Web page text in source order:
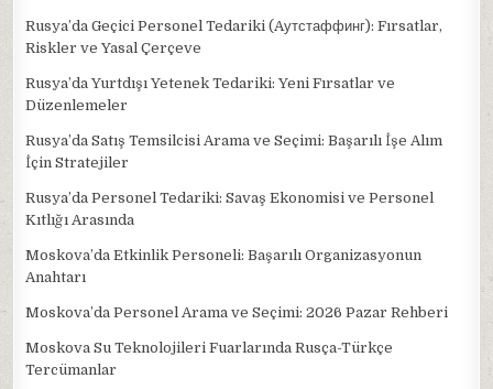
Rusya’da Geçici Personel Tedariki (Aутстаффинг): Fırsatlar,
Riskler ve Yasal Çerçeve
Rusya’da Yurtdışı Yetenek Tedariki: Yeni Fırsatlar ve
Düzenlemeler
Rusya’da Satış Temsilcisi Arama ve Seçimi: Başarılı İşe Alım
İçin Stratejiler
Rusya’da Personel Tedariki: Savaş Ekonomisi ve Personel
Kıtlığı Arasında
Moskova’da Etkinlik Personeli: Başarılı Organizasyonun
Anahtarı
Moskova’da Personel Arama ve Seçimi: 2026 Pazar Rehberi
Moskova Su Teknolojileri Fuarlarında Rusça-Türkçe
Tercümanlar